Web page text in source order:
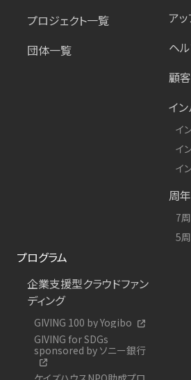
プロジェクト一覧
団体一覧
ア
ヘ
顧
イ
イ
イ
イ
周
7
5
プログラム
企業支援型クラウドファン
ディング
GIVING 100 by Yogibo
GIVING for SDGs
sponsored by ソニー銀行